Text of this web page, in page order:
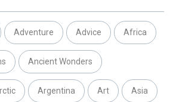
Adventure Advice Africa
Ancient Wonders
Argentina Art Asia